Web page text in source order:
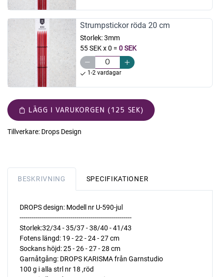
Strumpstickor röda 20 cm
Storlek:3mm
55 SEK x 0 = 0 SEK
1-2 vardagar
LÄGG I VARUKORGEN (125 SEK)
Tillverkare: Drops Design
BESKRIVNING SPECIFIKATIONER
DROPS design: Modell nr U-590-jul
---------------------------------------------------------
Storlek:32/34 - 35/37 - 38/40 - 41/43
Fotens längd: 19 - 22 - 24 - 27 cm
Sockans höjd: 25 - 26 - 27 - 28 cm
Garnåtgång: DROPS KARISMA från Garnstudio
100 g i alla strl nr 18 ,röd